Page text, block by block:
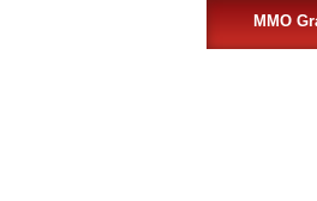
MMO